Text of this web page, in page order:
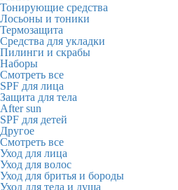
Тонирующие средства
Лосьоны и тоники
Термозащита
Средства для укладки
Пилинги и скрабы
Наборы
Смотреть все
SPF для лица
Защита для тела
After sun
SPF для детей
Другое
Смотреть все
Уход для лица
Уход для волос
Уход для бритья и бороды
Уход для тела и душа